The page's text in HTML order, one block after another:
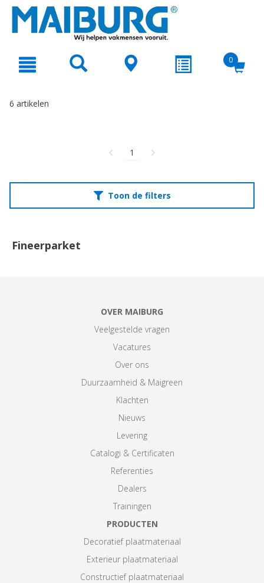
text.skipToNavigation
0
6 artikelen
1
Toon de filters
Fineerparket
OVER MAIBURG
Veelgestelde vragen
Vacatures
Over ons
Duurzaamheid & Maigreen
Klachten
Nieuws
Levering
Catalogi & Certificaten
Referenties
Dealers
Trainingen
PRODUCTEN
Decoratief plaatmateriaal
Exterieur plaatmateriaal
Constructief plaatmateriaal